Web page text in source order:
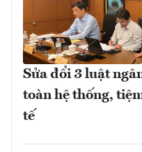
Sửa đổi 3 luật
toàn hệ thống,
tế